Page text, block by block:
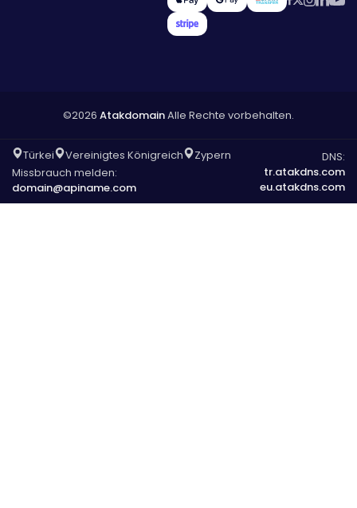
©2026 AtakdomainAlle Rechte vorbehalten.
Türkei Vereinigtes Königreich
Zypern
Missbrauch melden:
domain@apiname.com
DNS:
tr.atakdns.com
eu.atakdns.com